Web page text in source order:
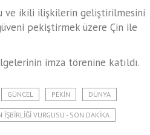
ve ikili ilişkilerin geliştirilmesini
pekiştirmek üzere Çin ile
imza törenine katıldı.
GÜNCEL PEKIN DÜNYA
VURGUSU - SON DAKIKA